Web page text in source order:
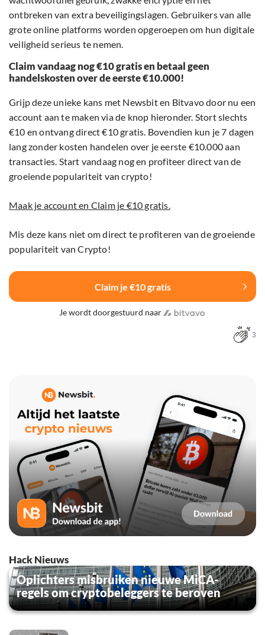
ontbreken van extra beveiligingslagen. Gebruikers van alle
grote online platforms worden opgeroepen om hun digitale
veiligheid serieus te nemen.
Claim vandaag nog €10 gratis en betaal geen
handelskosten over de eerste €10.000!
Grijp deze unieke kans met Newsbit en Bitvavo door nu een
account aan te maken via de knop hieronder. Stort slechts
€10 en ontvang direct €10 gratis. Bovendien kun je 7 dagen
lang zonder kosten handelen over je eerste €10.000 aan
transacties. Start vandaag nog en profiteer direct van de
groeiende populariteit van crypto!
Maak je account en Claim je €10 gratis.
Mis deze kans niet om direct te profiteren van de groeiende
populariteit van Crypto!
Claim je €10 gratis
Je wordt doorgestuurd naar
3
Hack Nieuws
Oplichters misbruiken nieuwe MiCA-
regels om cryptobeleggers te beroven